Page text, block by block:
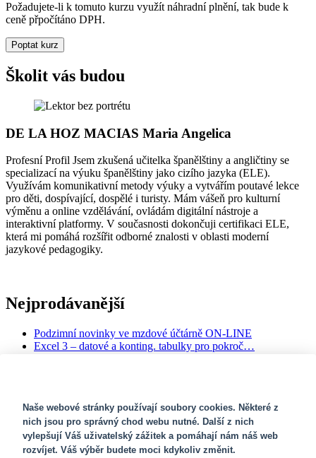
Požadujete-li k tomuto kurzu využít náhradní plnění, tak bude k
ceně přpočítáno DPH.
Poptat kurz
Školit vás budou
DE LA HOZ MACIAS Maria Angelica
Profesní Profil Jsem zkušená učitelka španělštiny a angličtiny se
specializací na výuku španělštiny jako cizího jazyka (ELE).
Využívám komunikativní metody výuky a vytvářím poutavé lekce
pro děti, dospívající, dospělé i turisty. Mám vášeň pro kulturní
výměnu a online vzdělávání, ovládám digitální nástroje a
interaktivní platformy. V současnosti dokončuji certifikaci ELE,
která mi pomáhá rozšířit odborné znalosti v oblasti moderní
jazykové pedagogiky.
Nejprodávanější
Podzimní novinky ve mzdové účtárně ON-LINE
Excel 3 – datové a konting. tabulky pro pokroč…
Newsletter
Naše webové stránky používají soubory cookies. Některé z
nich jsou pro správný chod webu nutné. Další z nich
vylepšují Váš uživatelský zážitek a pomáhají nám náš web
rozvíjet. Váš výběr budete moci kdykoliv změnit.